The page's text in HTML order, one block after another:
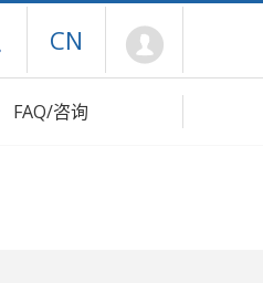
打开抽屉菜单
CN
FAQ/咨询